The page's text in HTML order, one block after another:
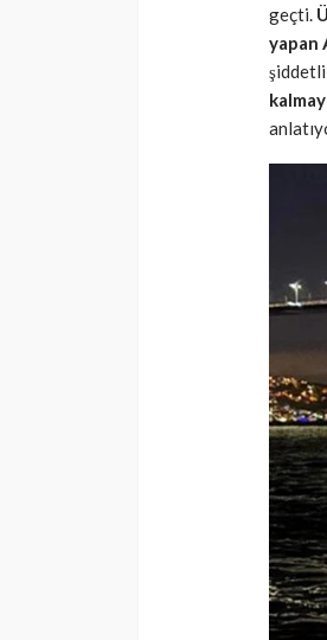
geçti.
yapan
şiddetli